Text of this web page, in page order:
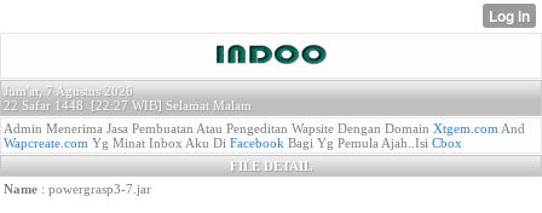
Jum'at, 7 Agustus 2026
22 Safar 1448 [22:27 WIB] Selamat Malam
Admin Menerima Jasa Pembuatan Atau Pengeditan Wapsite Dengan Domain Xtgem.com And
Wapcreate.com Yg Minat Inbox Aku Di Facebook Bagi Yg Pemula Ajah..Isi Cbox
FILE DETAIL
Name : powergrasp3-7.jar